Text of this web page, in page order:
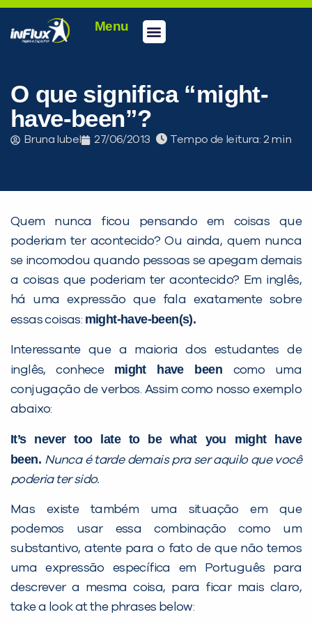
Menu
O que significa “might-
have-been”?
Bruna Iubel 27/06/2013 Tempo de leitura:
Quem nunca ficou pensando em coisas que
poderiam ter acontecido? Ou ainda, quem nunca
se incomodou quando pessoas se apegam demais
a coisas que poderiam ter acontecido? Em inglês,
há uma expressão que fala exatamente sobre
essas coisas: might-have-been(s).
Interessante que a maioria dos estudantes de
inglês, conhece might have been como uma
conjugação de verbos. Assim como nosso exemplo
abaixo:
It’s never too late to be what you might have
been. Nunca é tarde demais pra ser aquilo que você
poderia ter sido.
Mas existe também uma situação em que
podemos usar essa combinação como um
substantivo, atente para o fato de que não temos
uma expressão específica em Português para
descrever a mesma coisa, para ficar mais claro,
take a look at the phrases below:
PEÇA UMA DEMONSTRAÇÃO DE MÉTODO
Desculpe!
Não encontramos nenhuma unidade
inFlux nesta cidade ou bairro que
Preencha com seus dados abaixo e
já vamos te colocar em contato